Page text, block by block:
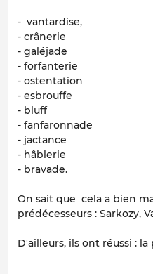
- vantardise,
- crânerie
- galéjade
- forfanterie
- ostentation
- esbrouffe
- bluff
- fanfaronnade
- jactance
- hâblerie
- bravade.
On sait que cela a bien
prédécesseurs : Sarkozy,
D'ailleurs, ils ont réussi : la